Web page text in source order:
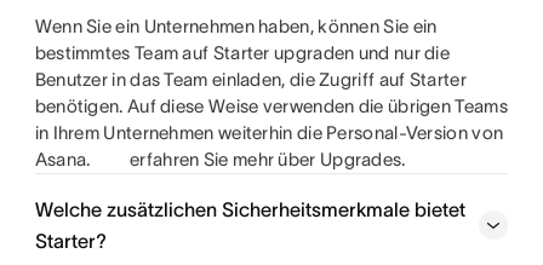
Wenn Sie ein Unternehmen haben, können Sie ein
bestimmtes Team auf Starter upgraden und nur die
Benutzer in das Team einladen, die Zugriff auf Starter
benötigen. Auf diese Weise verwenden die übrigen Teams
in Ihrem Unternehmen weiterhin die Personal-Version von
Asana.
erfahren Sie mehr über Upgrades.
Welche zusätzlichen Sicherheitsmerkmale bietet
Starter?